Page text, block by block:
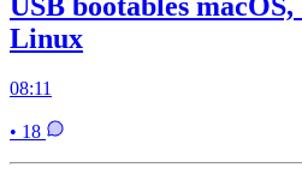
Linux
08:11
• 18